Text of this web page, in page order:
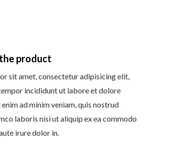
product
sit amet, consectetur adipisicing elit,
incididunt ut labore et dolore
ad minim veniam, quis nostrud
laboris nisi ut aliquip ex ea commodo
irure dolor in.